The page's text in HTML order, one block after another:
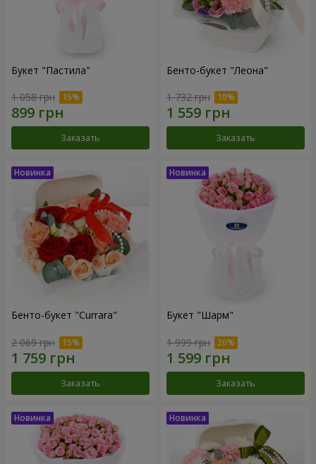
Букет "Пастила"
1 058 грн
Заказать
Бенто-букет "Леона"
1 732 грн
Заказать
Бенто-букет "Currara"
2 069 грн
Заказать
Букет "Шарм"
1 999 грн
Заказать